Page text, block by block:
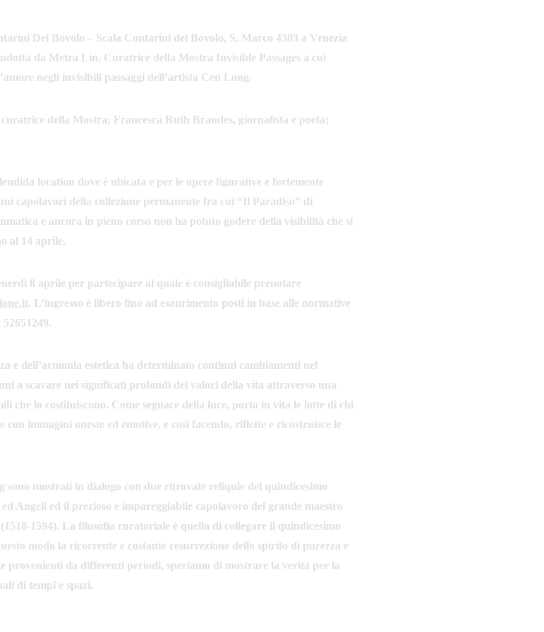
Del Bovolo – Scala Contarini del Bovolo, S. Marco 4303 a Venezia
da Metra Lin, Curatrice della Mostra Invisible Passages a cui
negli invisibili passaggi dell’artista Cen Long.
della Mostra; Francesca Ruth Brandes, giornalista e poeta;
location dove è ubicata e per le opere figurative e fortemente
capolavori della collezione permanente fra cui “Il Paradiso” di
e ancora in pieno corso non ha potuto godere della visibilità che si
al 14 aprile.
8 aprile per partecipare al quale è consigliabile prenotare
. L’ingresso è libero fino ad esaurimento posti in base alle normative
e dell’armonia estetica ha determinato continui cambiamenti nel
a scavare nei significati profondi dei valori della vita attraverso una
che lo costituiscono. Come seguace della luce, porta in vita le lotte di chi
immagini oneste ed emotive, e così facendo, riflette e ricostruisce le
mostrati in dialogo con due ritrovate reliquie del quindicesimo
Angeli ed il prezioso e impareggiabile capolavoro del grande maestro
1594). La filosofia curatoriale è quella di collegare il quindicesimo
modo la ricorrente e costante resurrezione dello spirito di purezza e
provenienti da differenti periodi, speriamo di mostrare la verità per la
di tempi e spazi.